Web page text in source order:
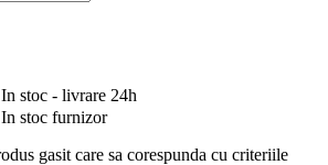
In stoc - livrare 24h
In stoc furnizor
gasit care sa corespunda cu criteriile